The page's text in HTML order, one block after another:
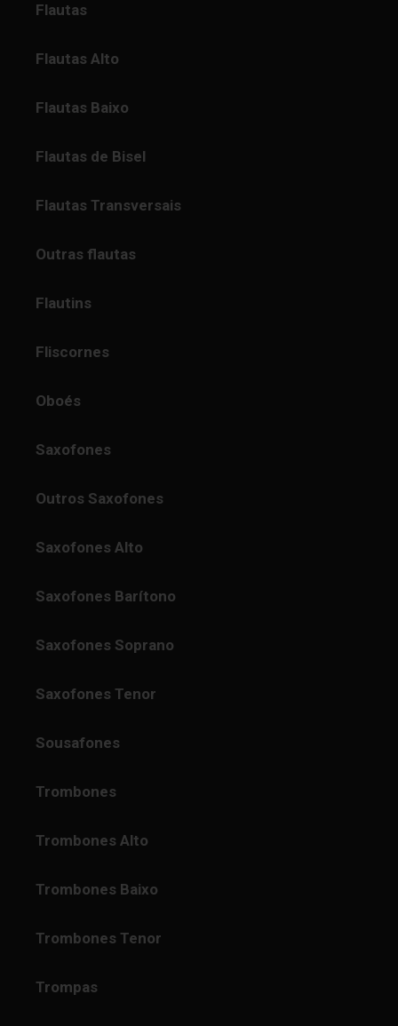
Flautas
Flautas Alto
Flautas Baixo
Flautas de Bisel
Flautas Transversais
Outras flautas
Flautins
Fliscornes
Oboés
Saxofones
Outros Saxofones
Saxofones Alto
Saxofones Barítono
Saxofones Soprano
Saxofones Tenor
Sousafones
Trombones
Trombones Alto
Trombones Baixo
Trombones Tenor
Trompas